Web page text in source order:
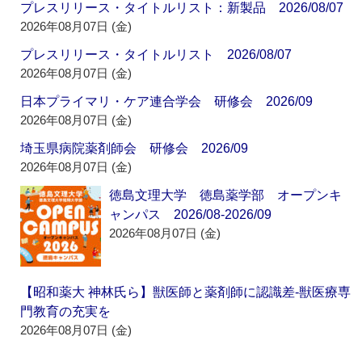
プレスリリース・タイトルリスト：新製品 2026/08/07
2026年08月07日 (金)
プレスリリース・タイトルリスト 2026/08/07
2026年08月07日 (金)
日本プライマリ・ケア連合学会 研修会 2026/09
2026年08月07日 (金)
埼玉県病院薬剤師会 研修会 2026/09
2026年08月07日 (金)
徳島文理大学 徳島薬学部 オープンキ
ャンパス 2026/08-2026/09
2026年08月07日 (金)
【昭和薬大 神林氏ら】獣医師と薬剤師に認識差‐獣医療専
門教育の充実を
2026年08月07日 (金)